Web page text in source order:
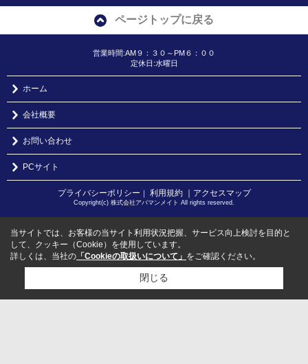
ページトップに戻る
営業時間:AM９：３０～PM６：００
定休日:水曜日
ホーム
会社概要
お問い合わせ
PCサイト
プライバシーポリシー ｜ 利用規約 ｜アクセスマップ
Copyright(c) 株式会社アパマンメイト All rights reserved.
当サイトでは、お客様の当サイト利用状況把握、サービス向上検討を目的と
して、クッキー（Cookie）を使用しています。
詳しくは、当社の 「Cookieの取扱いについて」 をご確認ください。
閉じる